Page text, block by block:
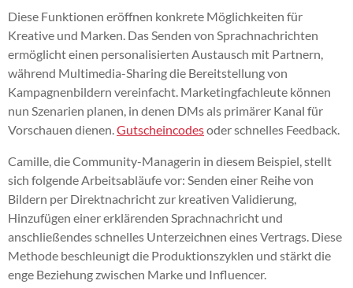
Diese Funktionen eröffnen konkrete Möglichkeiten für
Kreative und Marken. Das Senden von Sprachnachrichten
ermöglicht einen personalisierten Austausch mit Partnern,
während Multimedia-Sharing die Bereitstellung von
Kampagnenbildern vereinfacht. Marketingfachleute können
nun Szenarien planen, in denen DMs als primärer Kanal für
Vorschauen dienen. Gutscheincodesoder schnelles Feedback.
Camille, die Community-Managerin in diesem Beispiel, stellt
sich folgende Arbeitsabläufe vor: Senden einer Reihe von
Bildern per Direktnachricht zur kreativen Validierung,
Hinzufügen einer erklärenden Sprachnachricht und
anschließendes schnelles Unterzeichnen eines Vertrags. Diese
Methode beschleunigt die Produktionszyklen und stärkt die
enge Beziehung zwischen Marke und Influencer.